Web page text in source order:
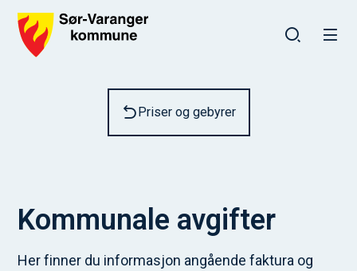
Priser og gebyrer
Kommunale avgifter
Her finner du informasjon angående faktura og